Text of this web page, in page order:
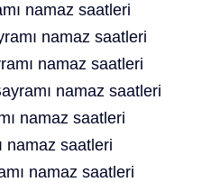
namaz saatleri
namaz saatleri
namaz saatleri
namaz saatleri
namaz saatleri
namaz saatleri
namaz saatleri